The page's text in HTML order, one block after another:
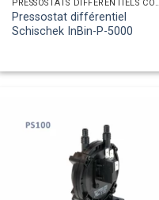
PRESSOSTATS
Pressostat différentiel
Schischek InBin-P-5000